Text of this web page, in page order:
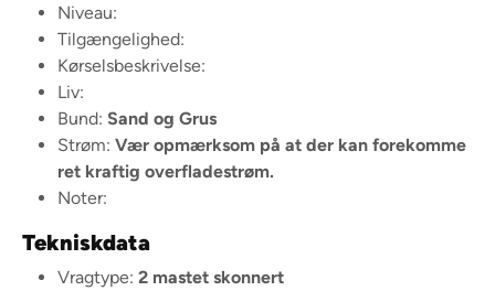
Niveau:
Tilgængelighed:
Kørselsbeskrivelse:
Liv:
Bund: Sand og Grus
Strøm: Vær opmærksom på at der kan forekomme
ret kraftig overfladestrøm.
Noter:
Tekniskdata
Vragtype: 2 mastet skonnert